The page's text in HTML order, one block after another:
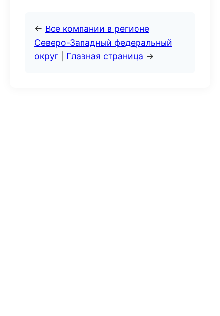
← Все компании в регионе
Северо-Западный федеральный
округ
Главная страница →